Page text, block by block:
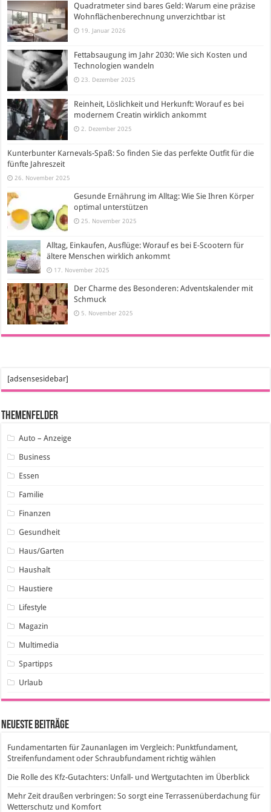
Quadratmeter sind bares Geld: Warum eine präzise
Wohnflächenberechnung unverzichtbar ist
19. Januar 2026
Fettabsaugung im Jahr 2030: Wie sich Kosten und
Technologien wandeln
23. Dezember 2025
Reinheit, Löslichkeit und Herkunft: Worauf es bei
modernem Creatin wirklich ankommt
2. Dezember 2025
Kunterbunter Karnevals-Spaß: So finden Sie das perfekte Outfit für die
fünfte Jahreszeit
26. November 2025
Gesunde Ernährung im Alltag: Wie Sie Ihren Körper
optimal unterstützen
25. November 2025
Alltag, Einkaufen, Ausflüge: Worauf es bei E-Scootern für
ältere Menschen wirklich ankommt
17. November 2025
Der Charme des Besonderen: Adventskalender mit
Schmuck
5. November 2025
[adsensesidebar]
Themenfelder
Auto – Anzeige
Business
Essen
Familie
Finanzen
Gesundheit
Haus/Garten
Haushalt
Haustiere
Lifestyle
Magazin
Multimedia
Spartipps
Urlaub
Neueste Beiträge
Fundamentarten für Zaunanlagen im Vergleich: Punktfundament,
Streifenfundament oder Schraubfundament richtig wählen
Die Rolle des Kfz-Gutachters: Unfall- und Wertgutachten im Überblick
Mehr Zeit draußen verbringen: So sorgt eine Terrassenüberdachung für
Wetterschutz und Komfort